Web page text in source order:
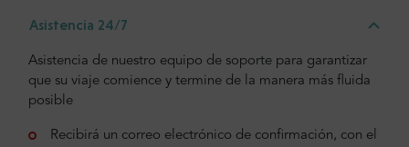
Asistencia 24/7
Asistencia de nuestro equipo de soporte para garantizar
que su viaje comience y termine de la manera más fluida
posible
Recibirá un correo electrónico de confirmación, con el